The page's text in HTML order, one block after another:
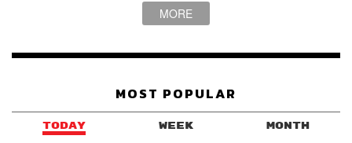
MORE
MOST POPULAR
TODAY WEEK MONTH